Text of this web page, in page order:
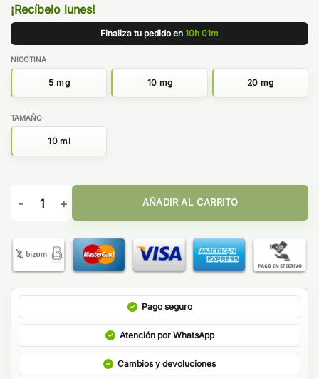
¡Recíbelo lunes!
Finaliza tu pedido en 10h 01m
NICOTINA
5 mg 10 mg 20 mg
TAMAÑO
10 ml
Atemporal Fruity Ice 10ml - The Mind Flayer Salt by Bombo
AÑADIR AL CARRITO
Pago seguro
Atención por WhatsApp
Cambios y devoluciones